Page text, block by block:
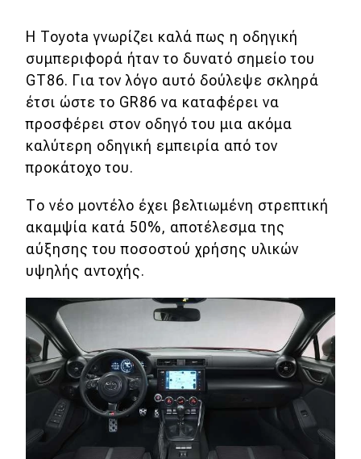
Η Toyota γνωρίζει καλά πως η οδηγική
συμπεριφορά ήταν το δυνατό σημείο του
GT86. Για τον λόγο αυτό δούλεψε σκληρά
έτσι ώστε το GR86 να καταφέρει να
προσφέρει στον οδηγό του μια ακόμα
καλύτερη οδηγική εμπειρία από τον
προκάτοχο του.
Το νέο μοντέλο έχει βελτιωμένη στρεπτική
ακαμψία κατά 50%, αποτέλεσμα της
αύξησης του ποσοστού χρήσης υλικών
υψηλής αντοχής.